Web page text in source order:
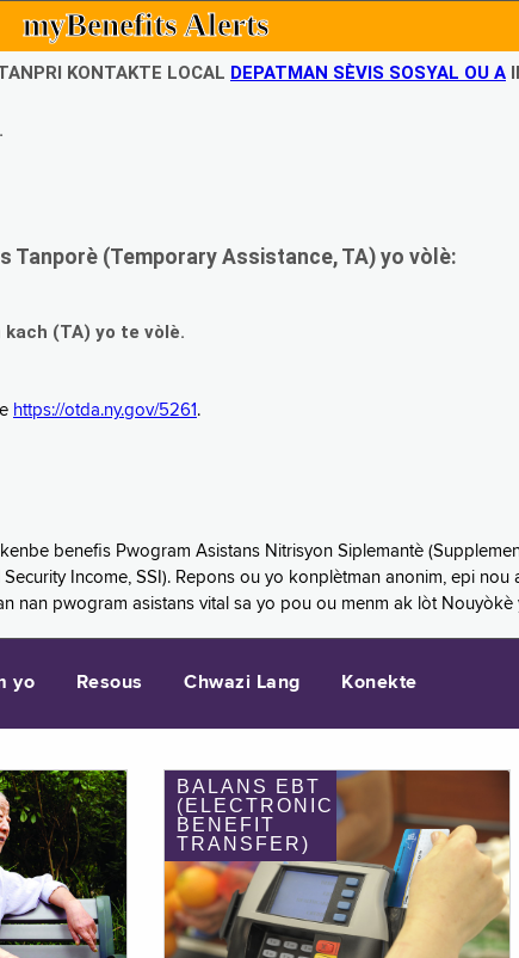
myBenefits Alerts
KONTAKTE LOCAL DEPATMAN SÈVIS SOSYAL OU A
Tanporè (Temporary Assistance, TA) yo vòlè:
(TA) yo te vòlè.
https://otda.ny.gov/5261 .
benefis Pwogram Asistans Nitrisyon Siplemantè
Income, SSI). Repons ou yo konplètman anonim, epi
nan pwogram asistans vital sa yo pou ou menm ak lòt Nouyòkè
yo Resous Chwazi Lang Konekte
BALANS EBT
(ELECTRONIC
BENEFIT
TRANSFER)